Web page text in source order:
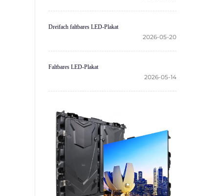
Dreifach faltbares LED-Plakat
2026-05-20
Faltbares LED-Plakat
2026-05-14